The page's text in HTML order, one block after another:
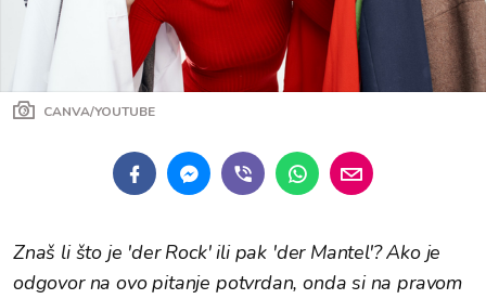
CANVA/YOUTUBE
Znaš li što je 'der Rock' ili pak 'der Mantel'? Ako je
odgovor na ovo pitanje potvrdan, onda si na pravom